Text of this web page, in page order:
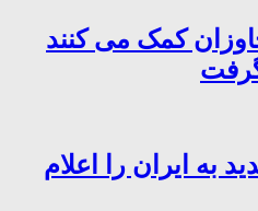
کمک می کنند
به ایران را اعلام